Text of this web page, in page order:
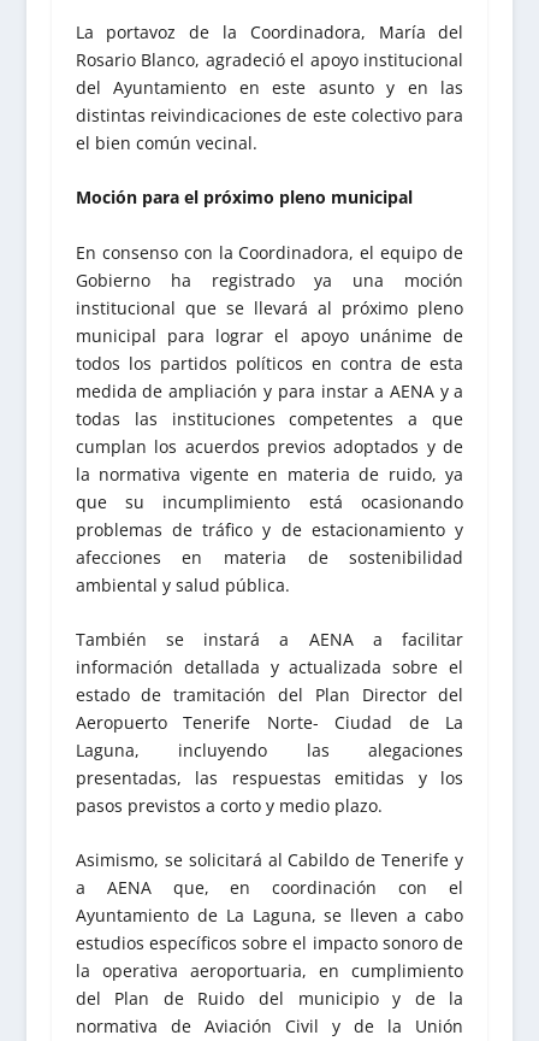
La portavoz de la Coordinadora, María del
Rosario Blanco, agradeció el apoyo institucional
del Ayuntamiento en este asunto y en las
distintas reivindicaciones de este colectivo para
el bien común vecinal.
Moción para el próximo pleno municipal
En consenso con la Coordinadora, el equipo de
Gobierno ha registrado ya una moción
institucional que se llevará al próximo pleno
municipal para lograr el apoyo unánime de
todos los partidos políticos en contra de esta
medida de ampliación y para instar a AENA y a
todas las instituciones competentes a que
cumplan los acuerdos previos adoptados y de
la normativa vigente en materia de ruido, ya
que su incumplimiento está ocasionando
problemas de tráfico y de estacionamiento y
afecciones en materia de sostenibilidad
ambiental y salud pública.
También se instará a AENA a facilitar
información detallada y actualizada sobre el
estado de tramitación del Plan Director del
Aeropuerto Tenerife Norte- Ciudad de La
Laguna, incluyendo las alegaciones
presentadas, las respuestas emitidas y los
pasos previstos a corto y medio plazo.
Asimismo, se solicitará al Cabildo de Tenerife y
a AENA que, en coordinación con el
Ayuntamiento de La Laguna, se lleven a cabo
estudios específicos sobre el impacto sonoro de
la operativa aeroportuaria, en cumplimiento
del Plan de Ruido del municipio y de la
normativa de Aviación Civil y de la Unión